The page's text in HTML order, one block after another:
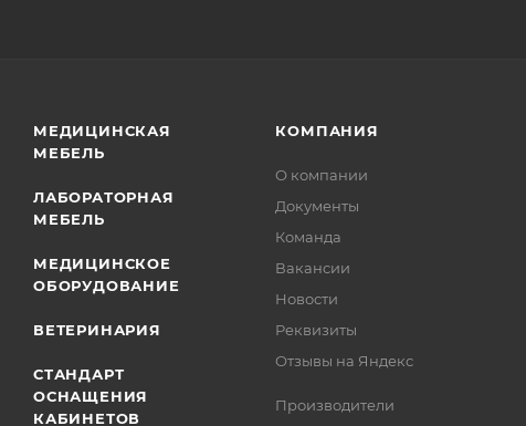
МЕДИЦИНСКАЯ
МЕБЕЛЬ
ЛАБОРАТОРНАЯ
МЕБЕЛЬ
МЕДИЦИНСКОЕ
ОБОРУДОВАНИЕ
ВЕТЕРИНАРИЯ
СТАНДАРТ
ОСНАЩЕНИЯ
КАБИНЕТОВ
КОМПАНИЯ
О компании
Документы
Команда
Вакансии
Новости
Реквизиты
Отзывы на Яндекс
Производители